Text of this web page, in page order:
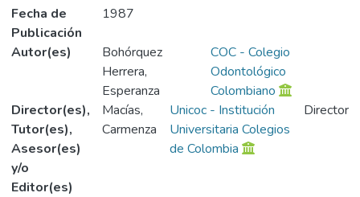
Fecha de
Publicación
1987
Autor(es)
Bohórquez
Herrera,
Esperanza
COC - Colegio
Odontológico
Colombiano
Director(es),
Tutor(es),
Asesor(es)
y/o
Editor(es)
Macías,
Carmenza
Unicoc - Institución
Universitaria Colegios
de Colombia
Director